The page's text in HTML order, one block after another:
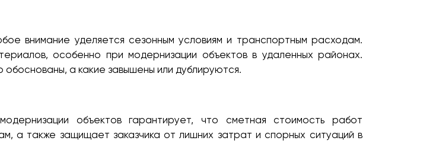
внимание уделяется сезонным условиям и транспортным расходам.
особенно при модернизации объектов в удаленных районах.
а какие завышены или дублируются.
объектов гарантирует, что сметная стоимость работ
а также защищает заказчика от лишних затрат и спорных ситуаций в